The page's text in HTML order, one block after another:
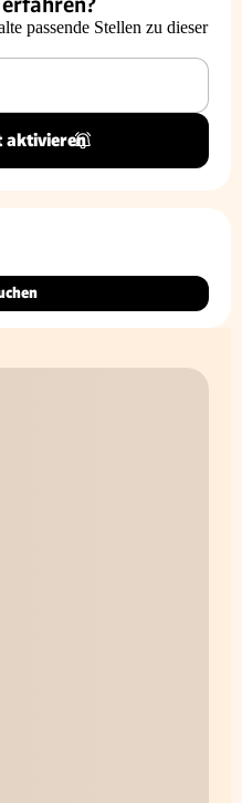
passende Stellen zu dieser
aktivieren